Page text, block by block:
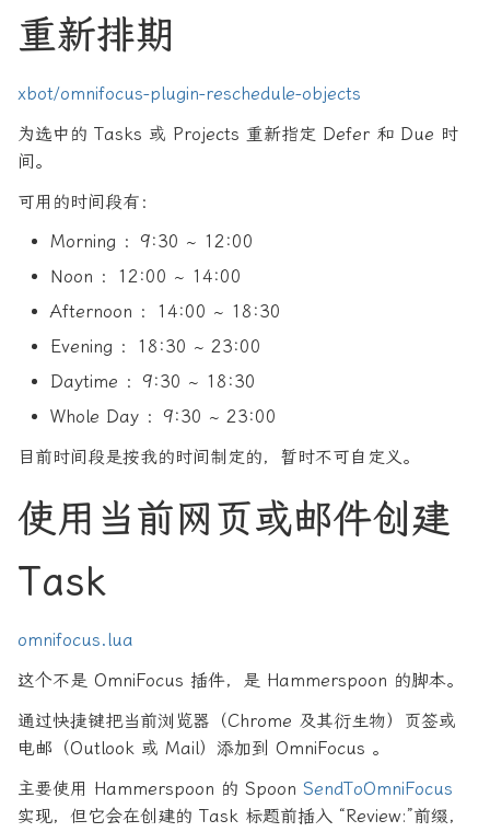
重新排期
xbot/omnifocus-plugin-reschedule-objects
为选中的 Tasks 或 Projects 重新指定 Defer 和 Due 时
间。
可用的时间段有：
Morning ：9:30 ~ 12:00
Noon ：12:00 ~ 14:00
Afternoon ：14:00 ~ 18:30
Evening ：18:30 ~ 23:00
Daytime ：9:30 ~ 18:30
Whole Day ：9:30 ~ 23:00
目前时间段是按我的时间制定的，暂时不可自定义。
使用当前网页或邮件创建
Task
omnifocus.lua
这个不是 OmniFocus 插件，是 Hammerspoon 的脚本。
通过快捷键把当前浏览器（Chrome 及其衍生物）页签或
电邮（Outlook 或 Mail）添加到 OmniFocus 。
主要使用 Hammerspoon 的 Spoon SendToOmniFocus
实现，但它会在创建的 Task 标题前插入 “Review:”前缀，